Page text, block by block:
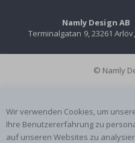
Namly Design AB
Terminalgatan 9, 23261
© Namly
Wir verwenden Cookies, um
Ihre Benutzererfahrung zu
auf unseren Websites zu